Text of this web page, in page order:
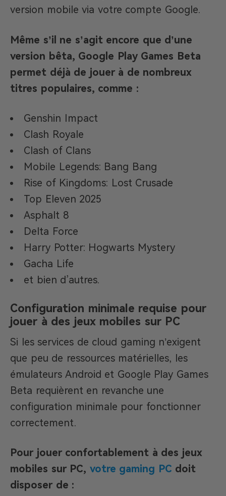
version mobile via votre compte Google.
Même s’il ne s’agit encore que d’une
version bêta, Google Play Games Beta
permet déjà de jouer à de nombreux
titres populaires, comme :
Genshin Impact
Clash Royale
Clash of Clans
Mobile Legends: Bang Bang
Rise of Kingdoms: Lost Crusade
Top Eleven 2025
Asphalt 8
Delta Force
Harry Potter: Hogwarts Mystery
Gacha Life
et bien d’autres.
Configuration minimale requise pour
jouer à des jeux mobiles sur PC
Si les services de cloud gaming n’exigent
que peu de ressources matérielles, les
émulateurs Android et Google Play Games
Beta requièrent en revanche une
configuration minimale pour fonctionner
correctement.
Pour jouer confortablement à des jeux
mobiles sur PC, votre gaming PC doit
disposer de :